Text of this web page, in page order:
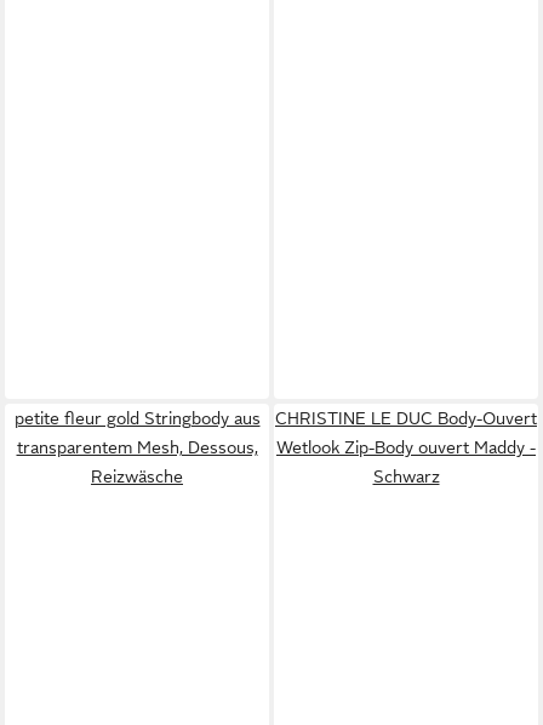
petite fleur gold Stringbody aus
transparentem Mesh, Dessous,
Reizwäsche
CHRISTINE LE DUC Body-Ouvert
Wetlook Zip-Body ouvert Maddy -
Schwarz